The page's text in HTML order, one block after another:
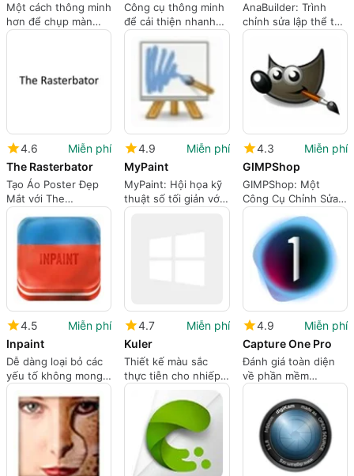
Một cách thông minh
hơn để chụp màn
hình của bạn
Công cụ thông minh
để cải thiện nhanh
chóng thư viện ảnh
của bạn
AnaBuilder: Trình
chỉnh sửa lập thể tập
trung cho việc tạo
hình 3D chính xác
4.6
Miễn phí
The Rasterbator
Tạo Áo Poster Đẹp
Mắt với The
Rasterbator
4.9
Miễn phí
MyPaint
MyPaint: Hội họa kỹ
thuật số tối giản với
một bức tranh rộng
4.3
Miễn phí
GIMPShop
GIMPShop: Một
Công Cụ Chỉnh Sửa
Ảnh Thân Thiện Với
Người Dùng
4.5
Miễn phí
Inpaint
Dễ dàng loại bỏ các
yếu tố không mong
muốn khỏi ảnh
4.7
Miễn phí
Kuler
Thiết kế màu sắc
thực tiễn cho nhiếp
ảnh gia và nhà thiết
kế với Adobe Kuler
4.9
Miễn phí
Capture One Pro
Đánh giá toàn diện
về phần mềm
Capture One Pro